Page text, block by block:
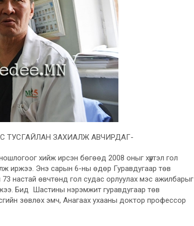
ТУСГАЙЛАН ЗАХИАЛЖ АВЧИРДАГ-
хийж ирсэн бөгөөд 2008 оныг хүртэл гол
иржээ. Энэ сарын 6-ны өдөр Гуравдугаар төв
настай өвчтөнд гол судас орлуулах мэс ажилбарыг
Бид Шастины нэрэмжит гуравдугаар төв
зөвлөх эмч, Анагаах ухааны доктор профессор